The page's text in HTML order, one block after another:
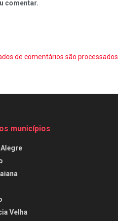
comentar.
de comentários são processados
municípios
Velha